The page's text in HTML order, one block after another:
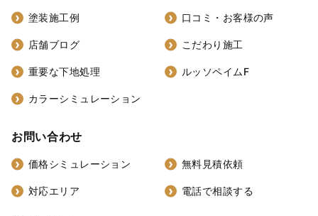
塗装施工例 口コミ・お客様の声
店舗ブログ こだわり施工
重要な下地処理 ルッソペイムF
カラーシミュレーション
お問い合わせ
価格シミュレーション 無料見積依頼
対応エリア 電話で相談する